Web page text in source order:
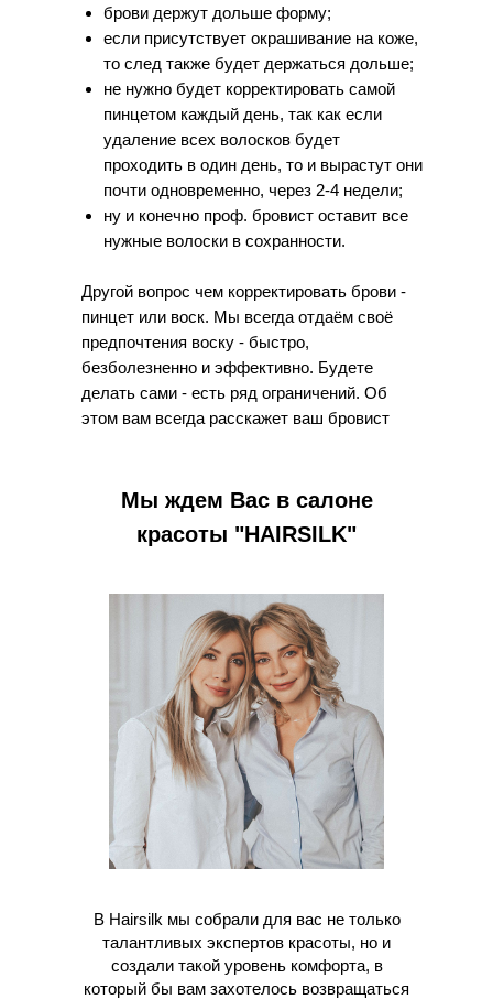
Мы ждем Вас в салоне
красоты "HAIRSILK"
В Hairsilk мы собрали для вас не только
талантливых экспертов красоты, но и
создали такой уровень комфорта, в
который бы вам захотелось возвращаться
брови держут дольше форму;
если присутствует окрашивание на коже,
то след также будет держаться дольше;
не нужно будет корректировать самой
пинцетом каждый день, так как если
удаление всех волосков будет
проходить в один день, то и вырастут они
почти одновременно, через 2-4 недели;
ну и конечно проф. бровист оставит все
нужные волоски в сохранности.
Другой вопрос чем корректировать брови -
пинцет или воск. Мы всегда отдаём своё
предпочтения воску - быстро,
безболезненно и эффективно. Будете
делать сами - есть ряд ограничений. Об
этом вам всегда расскажет ваш бровист